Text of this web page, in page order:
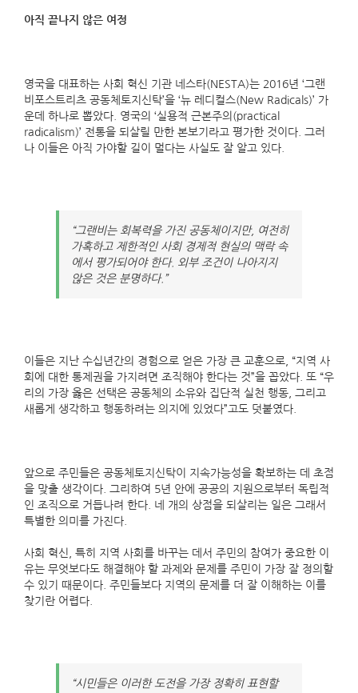
아직 끝나지 않은 여정
영국을 대표하는 사회 혁신 기관 네스타(NESTA)는 2016년 ‘그랜
비포스트리츠 공동체토지신탁’을 ‘뉴 레디컬스(New Radicals)’ 가
운데 하나로 뽑았다. 영국의 ‘실용적 근본주의(practical
radicalism)’ 전통을 되살릴 만한 본보기라고 평가한 것이다. 그러
나 이들은 아직 가야할 길이 멀다는 사실도 잘 알고 있다.
“그랜비는 회복력을 가진 공동체이지만, 여전히
가혹하고 제한적인 사회 경제적 현실의 맥락 속
에서 평가되어야 한다. 외부 조건이 나아지지
않은 것은 분명하다.”
이들은 지난 수십년간의 경험으로 얻은 가장 큰 교훈으로, “지역 사
회에 대한 통제권을 가지려면 조직해야 한다는 것”을 꼽았다. 또 “우
리의 가장 옳은 선택은 공동체의 소유와 집단적 실천 행동, 그리고
새롭게 생각하고 행동하려는 의지에 있었다”고도 덧붙였다.
앞으로 주민들은 공동체토지신탁이 지속가능성을 확보하는 데 초점
을 맞출 생각이다. 그리하여 5년 안에 공공의 지원으로부터 독립적
인 조직으로 거듭나려 한다. 네 개의 상점을 되살리는 일은 그래서
특별한 의미를 가진다.
사회 혁신, 특히 지역 사회를 바꾸는 데서 주민의 참여가 중요한 이
유는 무엇보다도 해결해야 할 과제와 문제를 주민이 가장 잘 정의할
수 있기 때문이다. 주민들보다 지역의 문제를 더 잘 이해하는 이를
찾기란 어렵다.
“시민들은 이러한 도전을 가장 정확히 표현할